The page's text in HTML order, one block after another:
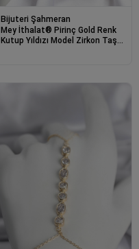
Bijuteri Şahmeran
Mey İthalat® Pirinç Gold Renk
Kutup Yıldızı Model Zirkon Taşlı